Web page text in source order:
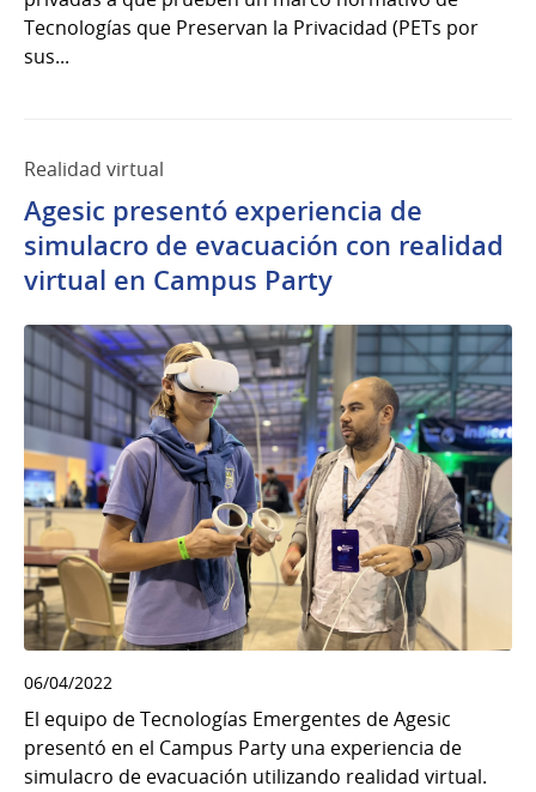
Tecnologías que Preservan la Privacidad (PETs por
sus...
Realidad virtual
Agesic presentó experiencia de
simulacro de evacuación con realidad
virtual en Campus Party
06/04/2022
El equipo de Tecnologías Emergentes de Agesic
presentó en el Campus Party una experiencia de
simulacro de evacuación utilizando realidad virtual.